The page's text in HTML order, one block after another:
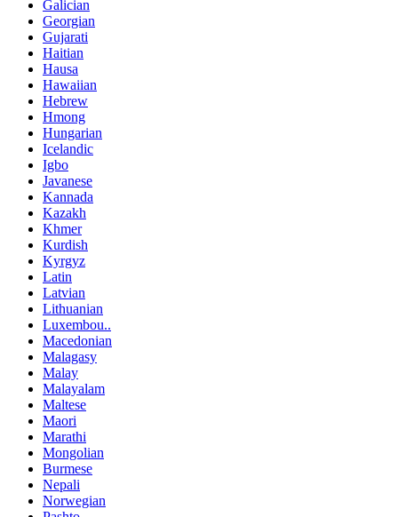
Galician
Georgian
Gujarati
Haitian
Hausa
Hawaiian
Hebrew
Hmong
Hungarian
Icelandic
Igbo
Javanese
Kannada
Kazakh
Khmer
Kurdish
Kyrgyz
Latin
Latvian
Lithuanian
Luxembou..
Macedonian
Malagasy
Malay
Malayalam
Maltese
Maori
Marathi
Mongolian
Burmese
Nepali
Norwegian